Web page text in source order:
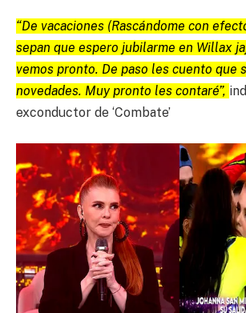
“De vacaciones (Rascándome con
sepan que espero jubilarme en Willax
vemos pronto. De paso les cuento que
novedades. Muy pronto les contaré”,
exconductor de ‘Combate’